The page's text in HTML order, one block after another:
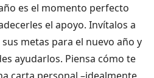
es el momento perfecto
el apoyo. Invítalos a
metas para el nuevo año y
ayudarlos. Piensa cómo te